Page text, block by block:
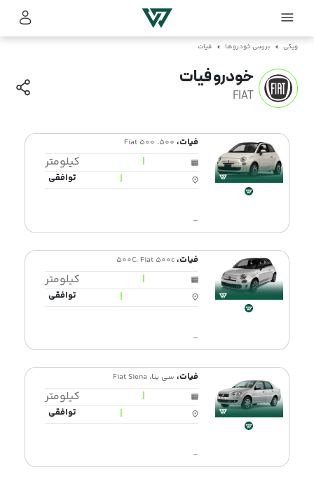
ویکی بررسی خودروها فیات
خودرو فیات
FIAT
فیات، 500، Fiat 500
|
کیلومتر
|
توافقی
-
فیات،500C، Fiat 500c
|
کیلومتر
|
توافقی
-
فیات، سی ینا، Fiat Siena
|
کیلومتر
|
توافقی
-